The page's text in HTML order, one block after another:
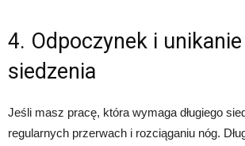
4. Odpoczynek i unikanie
siedzenia
Jeśli masz pracę, która wymaga długiego
regularnych przerwach i rozciąganiu nóg.